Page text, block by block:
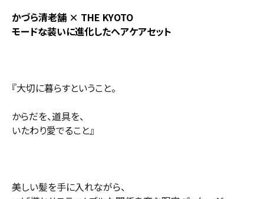
かづら清老舗 × THE KYOTO
モードな装いに進化したヘアケアセット
『大切に暮らすということ。
からだを、道具を、
いたわり愛でること』
美しい髪を手に入れながら、